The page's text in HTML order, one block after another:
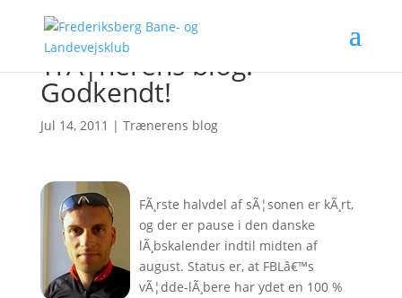
TrÃ¦nerens blog:
Godkendt!
Jul 14, 2011 | Trænerens blog
FÃ¸rste halvdel af sÃ¦sonen er kÃ¸rt,
og der er pause i den danske
lÃ¸bskalender indtil midten af
august. Status er, at FBLâ€™s
vÃ¦dde-lÃ¸bere har ydet en 100 %